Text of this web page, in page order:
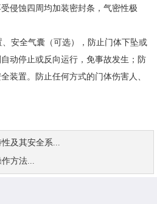
侵蚀四周均加装密封条，气密性极
安全气囊（可选），防止门体下坠或
动停止或反向运行，免事故发生；防
装置。防止任何方式的门体伤害人、
及其安全系...
方法...